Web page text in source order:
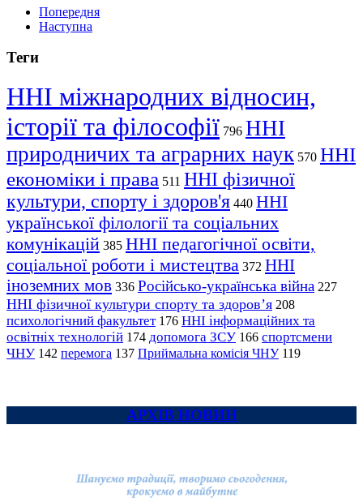
Попередня
Наступна
Теги
ННІ міжнародних відносин,
історії та філософії 796 ННІ
природничих та аграрних наук 570 ННІ
економіки і права 511 ННІ фізичної
культури, спорту і здоров'я 440 ННІ
української філології та соціальних
комунікацій 385 ННІ педагогічної освіти,
соціальної роботи і мистецтва 372 ННІ
іноземних мов 336 Російсько-українська війна 227
ННІ фізичної культури спорту та здоров’я 208
психологічний факультет 176 ННІ інформаційних та
освітніх технологій 174 допомога ЗСУ 166 спортсмени
ЧНУ 142 перемога 137 Приймальна комісія ЧНУ 119
АРХІВ НОВИН